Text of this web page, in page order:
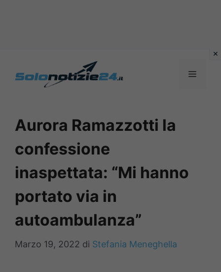
MENU
Aurora Ramazzotti la
confessione
inaspettata: “Mi hanno
portato via in
autoambulanza”
Marzo 19, 2022 di Stefania Meneghella